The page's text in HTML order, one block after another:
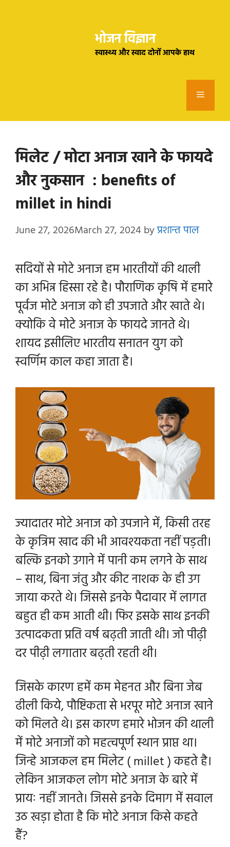
भोजन विज्ञान
स्वास्थ्य और स्वाद दोनों आपके हाथ
Menu
मिलेट / मोटा अनाज खाने के फायदे
और नुकसान : benefits of
millet in hindi
June 27, 2026March 27, 2024byप्रशान्त पाल
सदियों से मोटे अनाज हम भारतीयों की थाली
का अभिन्न हिस्सा रहे है।पौराणिक कृषि में हमारे
पूर्वज मोटे अनाज को ही उपजाते और खाते थे।
क्योकि वे मोटे अनाज के फायदे जानते थे।
शायद इसीलिए भारतीय सनातन युग को
स्वर्णिम काल कहा जाता है।
ज्यादातर मोटे अनाज को उपजाने में, किसी तरह
के कृत्रिम खाद की भी आवश्यकता नहीं पड़ती।
बल्कि इनकोउगानेमें पानी कम लगने के साथ
– साथ, बिना जंतु औरकीटनाशक के ही उग
जाया करते थे। जिससे इनके पैदावार में लागत
बहुत ही कम आती थी। फिर इसके साथ इनकी
उत्पादकता प्रति वर्ष बढ़ती जाती थी। जो पीढ़ी
दर पीढ़ी लगातार बढ़ती रहती थी।
जिसके कारण हमें कम मेहनत और बिना जेब
ढीली किये, पौष्टिकता से भरपूर मोटे अनाज खाने
को मिलते थे। इस कारण हमारेभोजन की थाली
में मोटे अनाजों को महत्वपूर्ण स्थान प्राप्त था।
जिन्हे आजकल हम मिलेट ( millet ) कहते है।
लेकिन आजकल लोग मोटे अनाज के बारे में
प्रायः नहीं जानते। जिससे इनके दिमाग में सवाल
उठ खड़ा होता है कि मोटे अनाज किसे कहते
हैं?